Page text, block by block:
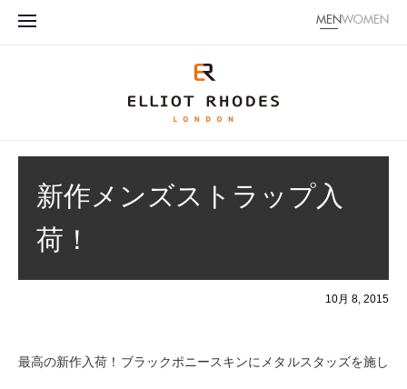
MENWOMEN
新作メンズストラップ入
荷！
10月 8, 2015
最高の新作入荷！ブラックポニースキンにメタルスタッズを施し